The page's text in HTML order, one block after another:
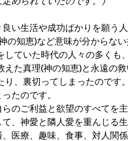
い生活や成功ばかりを願う
の知恵)など意味が分からな
していた時代の人々の多くも
えた真理(神の知恵)と永遠の
、裏切ってしまったのです
たのです。
のご利益と欲望のすべてを
、神愛と隣人愛を重んじる
医療、趣味、食事、対人関